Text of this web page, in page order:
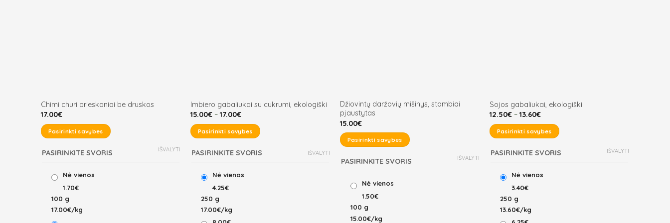
Chimi churi prieskoniai be druskos
17.00€
Pasirinkti savybes
product
multiple
variants.
The
options
PASIRINKITE SVORIS
Nė vienos
1.70€
100 g
17.00€/kg
IŠVALYTI
Imbiero gabaliukai su cukrumi, ekologiški
15.00€ – 17.00€Price
15.00€
through
Pasirinkti savybes
product
multiple
variants.
The
options
PASIRINKITE SVORIS
Nė vienos
4.25€
250 g
17.00€/kg
IŠVALYTI
Džiovintų daržovių mišinys, stambiai
pjaustytas
15.00€
Pasirinkti savybes
product
multiple
variants.
The
options
PASIRINKITE SVORIS
Nė vienos
1.50€
100 g
15.00€/kg
IŠVALYTI
Sojos gabaliukai, ekologiški
12.50€ – 13.60€Price
12.50€
through
Pasirinkti savybes
product
multiple
variants.
The
options
PASIRINKITE SVORIS
Nė vienos
3.40€
250 g
13.60€/kg
IŠVALYTI